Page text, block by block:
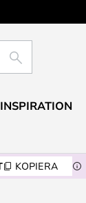
SÖK
INSPIRATION
KOPIERA